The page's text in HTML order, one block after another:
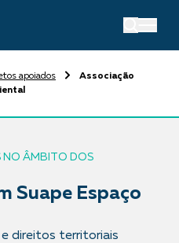
apoiados
Associação
NO ÂMBITO DOS
Suape Espaço
direitos territoriais